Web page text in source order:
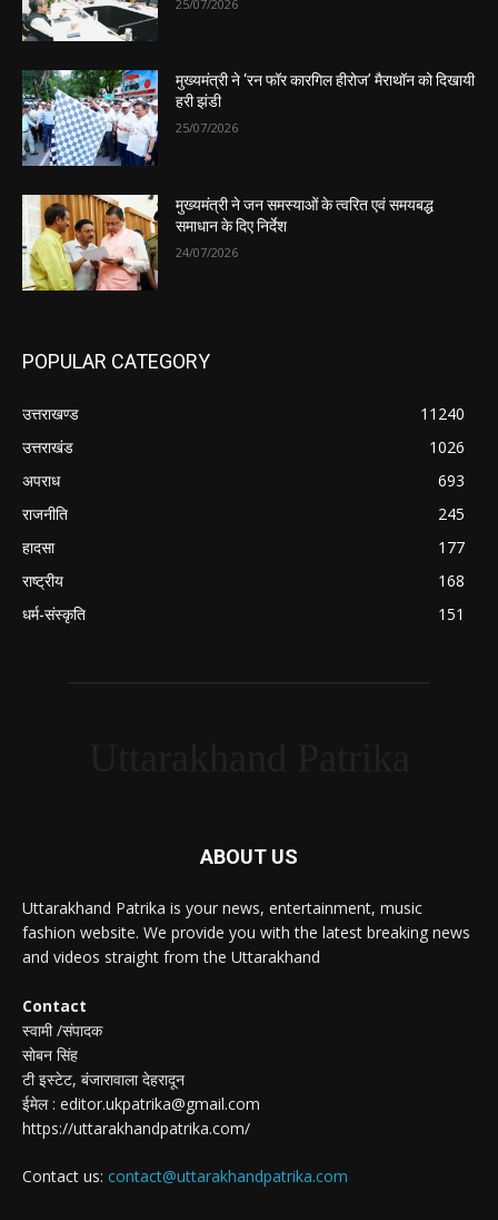
25/07/2026
मुख्यमंत्री ने ‘रन फॉर कारगिल हीरोज’ मैराथॉन को दिखायी
हरी झंडी
25/07/2026
मुख्यमंत्री ने जन समस्याओं के त्वरित एवं समयबद्ध
समाधान के दिए निर्देश
24/07/2026
POPULAR CATEGORY
उत्तराखण्ड
11240
उत्तराखंड
1026
अपराध
693
राजनीति
245
हादसा
177
राष्ट्रीय
168
धर्म-संस्कृति
151
ABOUT US
Uttarakhand Patrika is your news, entertainment, music
fashion website. We provide you with the latest breaking news
and videos straight from the Uttarakhand
Contact
स्वामी /संपादक
सोबन सिंह
टी इस्टेट, बंजारावाला देहरादून
ईमेल : editor.ukpatrika@gmail.com
https://uttarakhandpatrika.com/
Contact us: contact@uttarakhandpatrika.com